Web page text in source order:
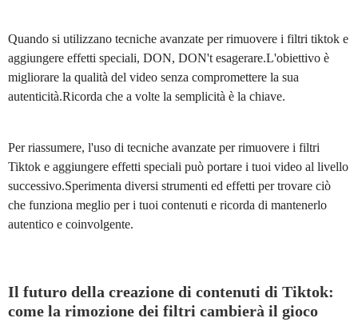
Quando si utilizzano tecniche avanzate per rimuovere i filtri tiktok e
aggiungere effetti speciali, DON, DON't esagerare.L'obiettivo è
migliorare la qualità del video senza compromettere la sua
autenticità.Ricorda che a volte la semplicità è la chiave.
Per riassumere, l'uso di tecniche avanzate per rimuovere i filtri
Tiktok e aggiungere effetti speciali può portare i tuoi video al livello
successivo.Sperimenta diversi strumenti ed effetti per trovare ciò
che funziona meglio per i tuoi contenuti e ricorda di mantenerlo
autentico e coinvolgente.
Il futuro della creazione di contenuti di Tiktok:
come la rimozione dei filtri cambierà il gioco